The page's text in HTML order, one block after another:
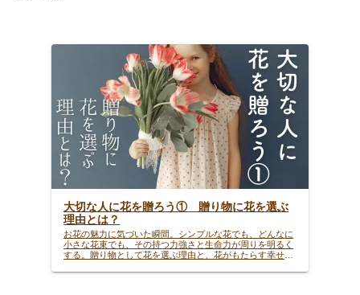
大切な人に花を贈ろう① 贈り物に花を選ぶ
理由とは？
お花の魅力に気づいた瞬間。シンプルな花でも、どんなに
小さな花束でも、その持つ力強さと生命力が周りを明るく
する。贈り物として花を選ぶ理由と、花がもたらす幸せに